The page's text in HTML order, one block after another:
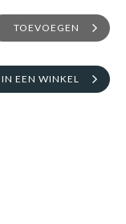
TOEVOEGEN
EEN WINKEL